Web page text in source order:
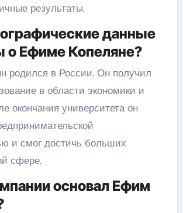
результаты.
данные
о Ефиме Копеляне?
родился в России. Он получил
в области экономики и
окончания университета он
и смог достичь больших
сфере.
основал Ефим